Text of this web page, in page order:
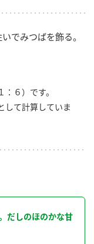
でみつばを飾る。
６）です。
して計算していま
だしのほのかな甘